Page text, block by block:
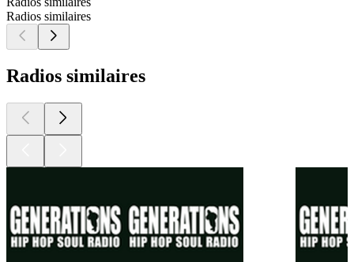
Radios similaires
Radios similaires